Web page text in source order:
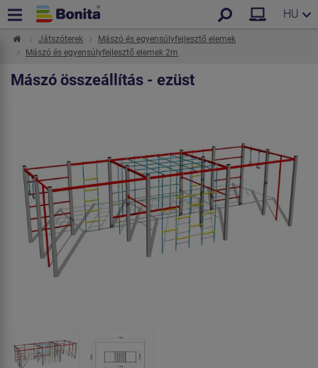
HU
Játszóterek
Mászó és egyensúlyfejlesztő elemek
Mászó és egyensúlyfejlesztő elemek 2m
Mászó összeállítás - ezüst